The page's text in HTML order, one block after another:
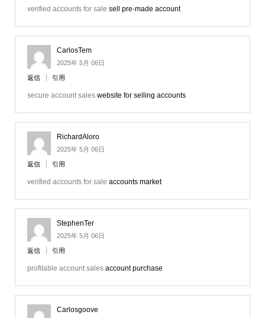
verified accounts for sale sell pre-made account
CarlosTem
2025年 5月 06日
返信 引用
secure account sales website for selling accounts
RichardAloro
2025年 5月 06日
返信 引用
verified accounts for sale accounts market
StephenTer
2025年 5月 06日
返信 引用
profitable account sales account purchase
Carlosgoove